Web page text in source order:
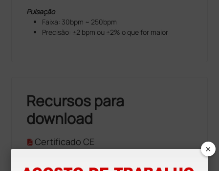
Pulsação
Faixa: 30bpm ~ 250bpm
Precisão: ±2 bpm ou ±2% o que for maior
Recursos para
download
Certificado CE
×